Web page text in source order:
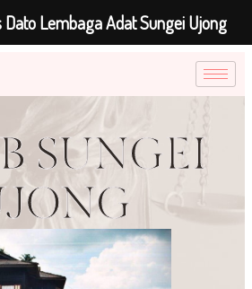
SUNGEI
Lembaga Adat Sungei Ujong